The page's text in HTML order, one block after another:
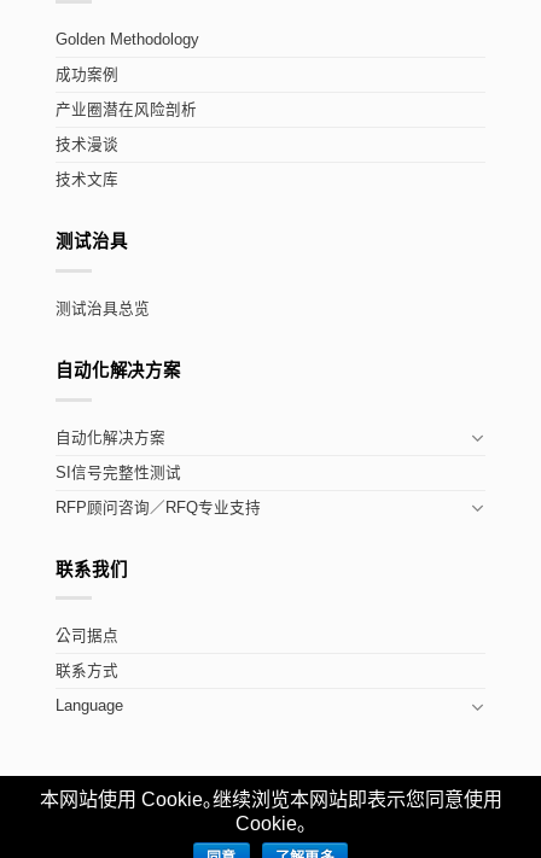
Golden Methodology
成功案例
产业圈潜在风险剖析
技术漫谈
技术文库
测试治具
测试治具总览
自动化解决方案
自动化解决方案
SI信号完整性测试
RFP顾问咨询／RFQ专业支持
联系我们
公司据点
联系方式
Language
Copyright ©Allion Labs, Inc.
粤公网安备
44030002009748号
粤ICP备18156955号
本网站使用 Cookie｡继续浏览本网站即表示您同意使用
Cookie｡